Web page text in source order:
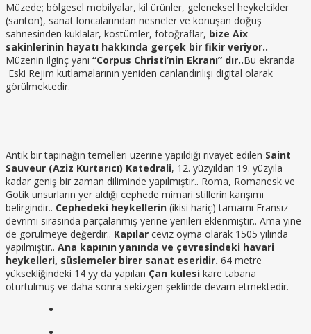
Müzede; bölgesel mobilyalar, kil ürünler, geleneksel heykelcikler
(santon), sanat loncalarından nesneler ve konuşan doğuş
sahnesinden kuklalar, kostümler, fotoğraflar, bize Aix
sakinlerinin hayatı hakkında gerçek bir fikir veriyor..
Müzenin ilginç yanı “Corpus Christi’nin Ekranı” dır..Bu ekranda
Eski Rejim kutlamalarının yeniden canlandırılışı digital olarak
görülmektedir.
Antik bir tapınağın temelleri üzerine yapıldığı rivayet edilen Saint
Sauveur (Aziz Kurtarıcı) Katedrali, 12. yüzyıldan 19. yüzyıla
kadar geniş bir zaman diliminde yapılmıştır.. Roma, Romanesk ve
Gotik unsurların yer aldığı cephede mimari stillerin karışımı
belirgindir.. Cephedeki heykellerin (ikisi hariç) tamamı Fransız
devrimi sırasında parçalanmış yerine yenileri eklenmiştir.. Ama yine
de görülmeye değerdir.. Kapılar ceviz oyma olarak 1505 yılında
yapılmıştır.. Ana kapının yanında ve çevresindeki havari
heykelleri, süslemeler birer sanat eseridir. 64 metre
yüksekliğindeki 14 yy da yapılan Çan kulesi kare tabana
oturtulmuş ve daha sonra sekizgen şeklinde devam etmektedir.